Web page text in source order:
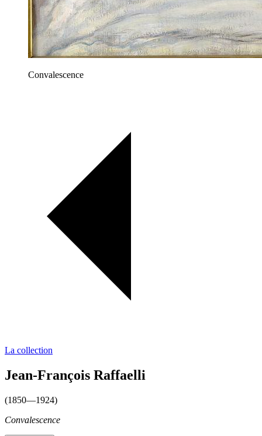
Convalescence
La collection
Jean-François Raffaelli
(1850—1924)
Convalescence